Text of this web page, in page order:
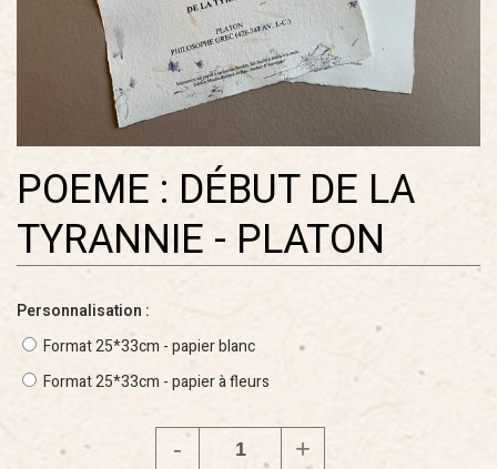
POEME : DÉBUT DE LA
TYRANNIE - PLATON
Personnalisation :
Format 25*33cm - papier blanc
Format 25*33cm - papier à fleurs